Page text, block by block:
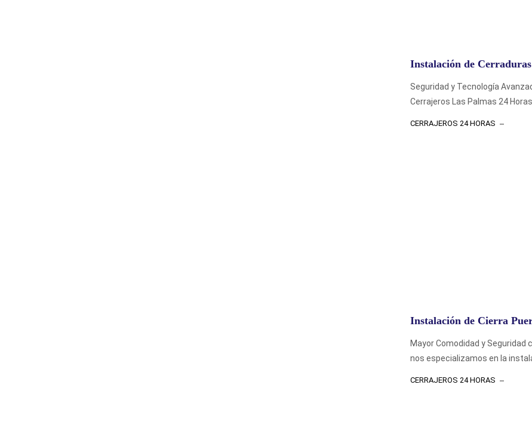
Instalación de
Seguridad y Tecnología
Cerrajeros Las Palmas 24
CERRAJEROS 24 HORAS
Instalación de Cierra
Mayor Comodidad y Seguridad
nos especializamos en la
CERRAJEROS 24 HORAS